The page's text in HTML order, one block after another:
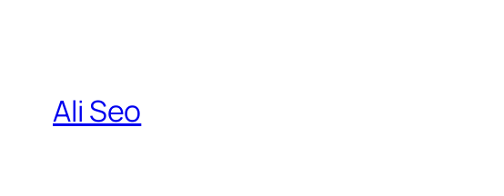
Ali Seo